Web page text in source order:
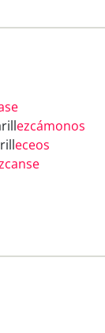
ezcámonos
eceos